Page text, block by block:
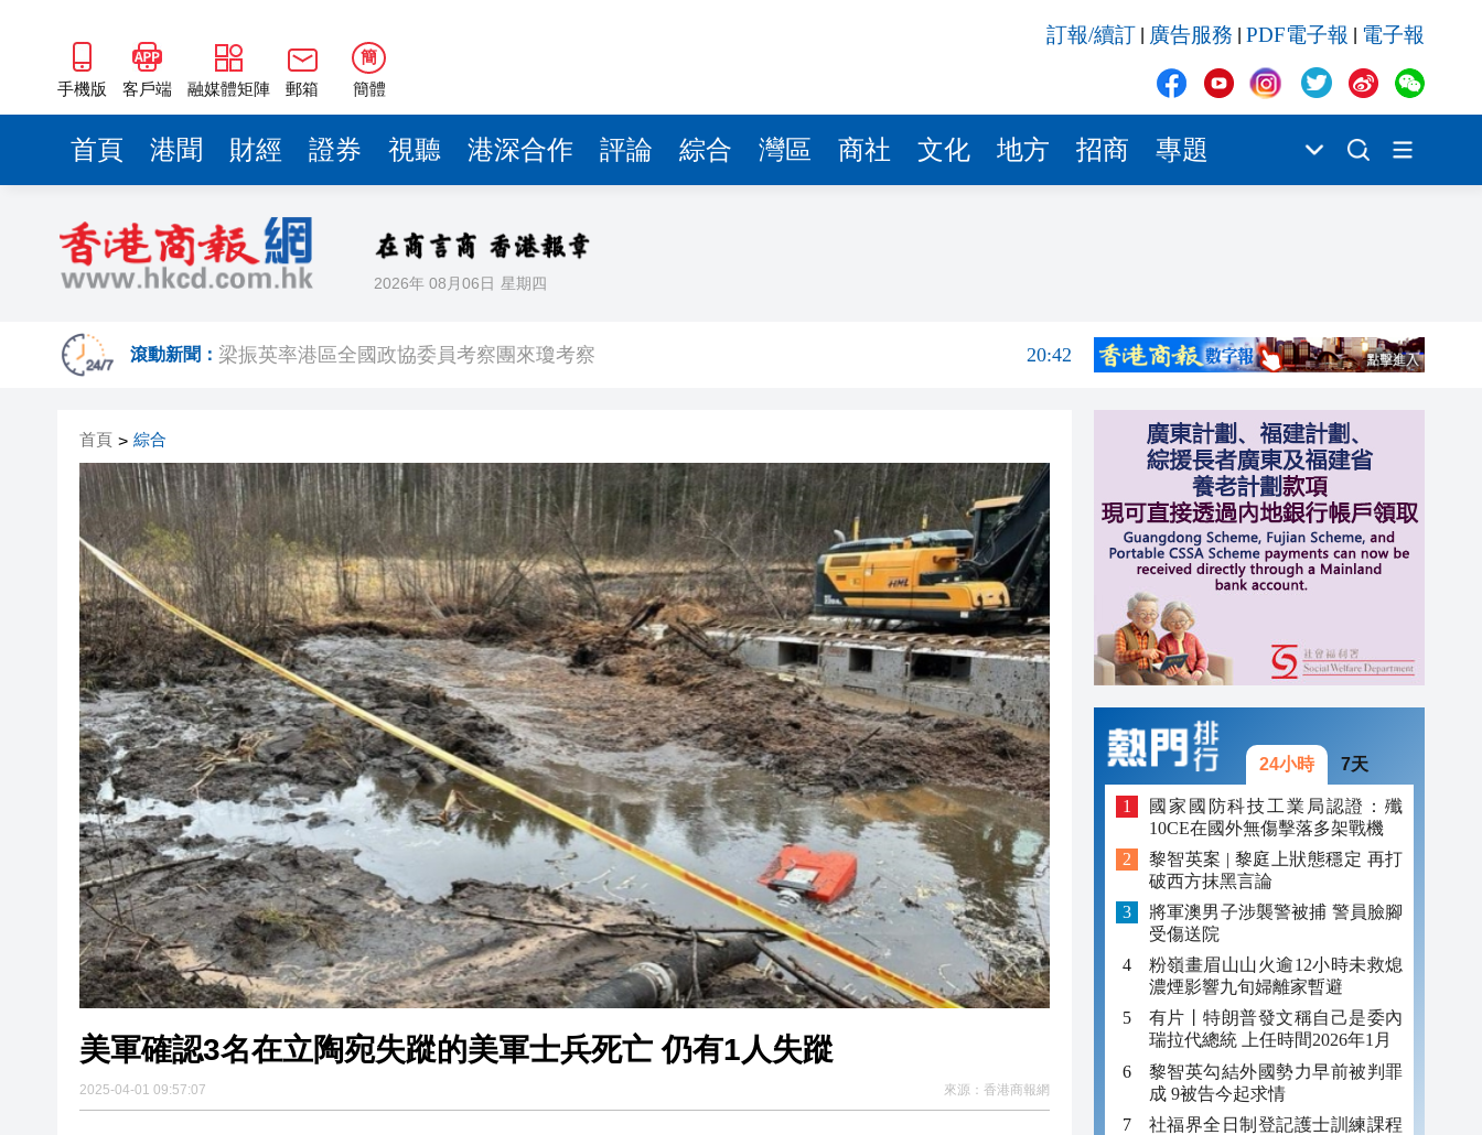
手機版 客戶端 融媒體矩陣 郵箱
簡
簡體
訂報/續訂 廣告服務 PDF電子報 電子報
首頁 港聞 財經 證券 視聽 港深合作 評論 綜合 灣區 商社 文化 地方 招商 專題
2026年 08月06日 星期四
滾動新聞：
山東26戶省屬國企去年合計營收2.58萬億 利潤總額近936億
20:40
瀋陽鐵西校園閱讀活動解鎖閱讀新玩法
閩粵贛三地漢樂藝術家齊聚深圳，共奏客家文化傳承新篇章
20:34
50餘位頂尖專家共話時代命題
海南澄邁文儒煥新升級 五組數據見證文儒沉香從傳統邁向現代
2025年海南儋州以舊換新帶動消費約18億元
20:41
閩粵贛三地漢樂藝術家齊聚深圳，共奏客家文化傳承新篇章
20:34
有片丨外交部回應特朗普委內瑞拉石油言論 拉美國家有權自主選擇合作夥伴
20:31
50餘位頂尖專家共話時代命題
20:55
海南澄邁文儒煥新升級 五組數據見證文儒沉香從傳統邁向現代
20:42
梁振英率港區全國政協委員考察團來瓊考察
20:42
2025年海南儋州以舊換新帶動消費約18億元
20:41
山東26戶省屬國企去年合計營收2.58萬億 利潤總額近936億
20:40
瀋陽鐵西校園閱讀活動解鎖閱讀新玩法
20:39
閩粵贛三地漢樂藝術家齊聚深圳，共奏客家文化傳承新篇章
20:34
有片丨外交部回應特朗普委內瑞拉石油言論 拉美國家有權自主選擇合作夥伴
20:31
首頁 > 綜合
美軍確認3名在立陶宛失蹤的美軍士兵死亡 仍有1人失蹤
2025-04-01 09:57:07 來源： 香港商報網
24小時 7天
國家國防科技工業局認證：殲
10CE在國外無傷擊落多架戰機
黎智英案 | 黎庭上狀態穩定 再打
破西方抹黑言論
將軍澳男子涉襲警被捕 警員臉腳
受傷送院
粉嶺畫眉山山火逾12小時未救熄
濃煙影響九旬婦離家暫避
有片丨特朗普發文稱自己是委內
瑞拉代總統 上任時間2026年1月
黎智英勾結外國勢力早前被判罪
成 9被告今起求情
社福界全日制登記護士訓練課程